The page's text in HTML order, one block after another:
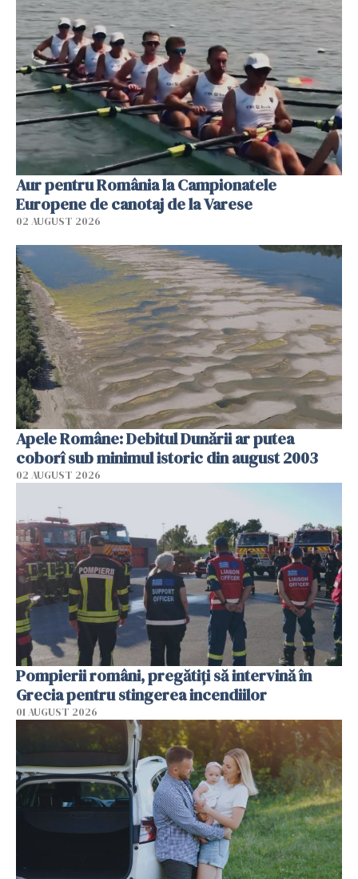
Aur pentru România la Campionatele
Europene de canotaj de la Varese
02 AUGUST 2026
Apele Române: Debitul Dunării ar putea
coborî sub minimul istoric din august 2003
02 AUGUST 2026
Pompierii români, pregătiţi să intervină în
Grecia pentru stingerea incendiilor
01 AUGUST 2026